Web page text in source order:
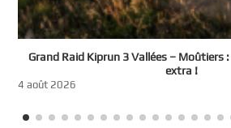
Grand Raid Kiprun 3 Vallées – Moûtiers
extra !
4 août 2026